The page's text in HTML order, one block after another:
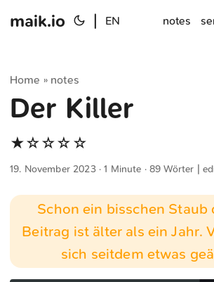
maik.io EN notes
Home » notes
Der Killer
★☆☆☆☆
19. November 2023· 1 Minute · 89 Wörter |
Schon ein bisschen Staub
Beitrag ist älter als ein Jahr.
sich seitdem etwas